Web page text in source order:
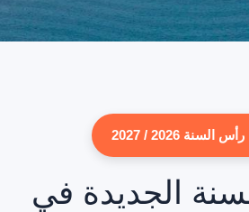
2026 / 2027
الجديدة في